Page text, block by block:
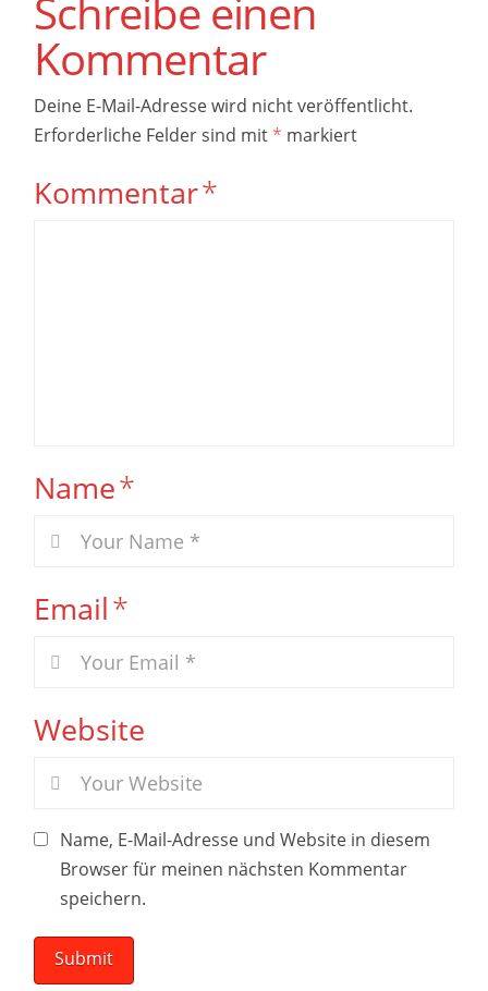
Schreibe einen
Kommentar
Deine E-Mail-Adresse wird nicht veröffentlicht.
Erforderliche Felder sind mit * markiert
Kommentar*
Name*
Email*
Website
Name, E-Mail-Adresse und Website in diesem
Browser für meinen nächsten Kommentar
speichern.